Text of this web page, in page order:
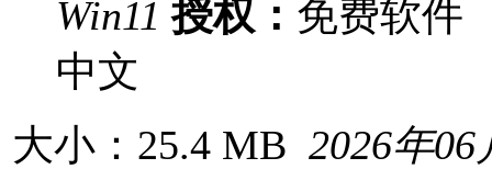
Win11 授权： 免费软
中文
大小：25.4 MB 2026年06